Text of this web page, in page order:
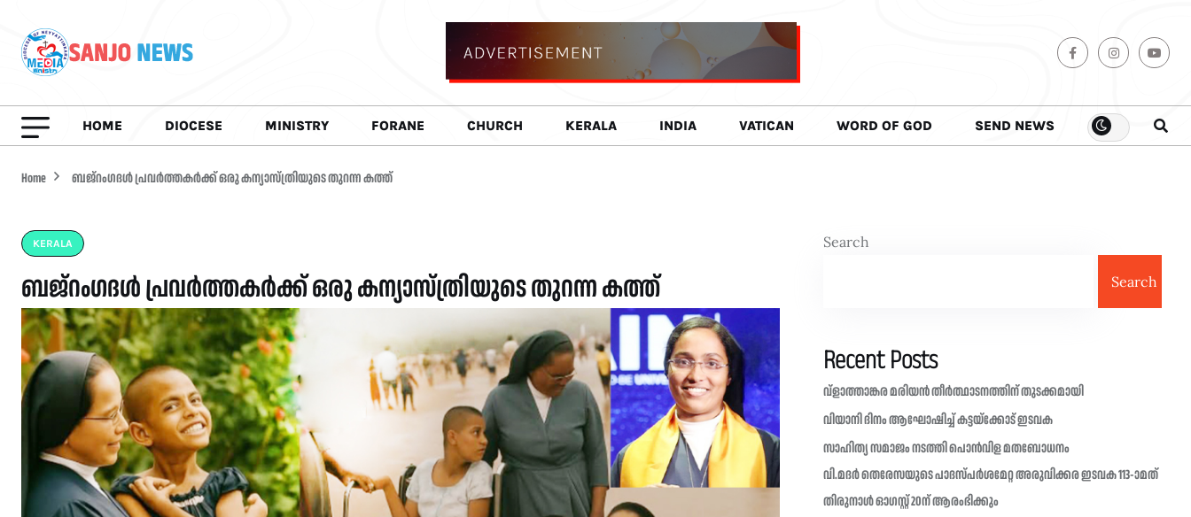
HOME DIOCESE MINISTRY FORANE CHURCH KERALA INDIA VATICAN WORD OF GOD SEND NEWS
Home ബജ്റംഗദൾ പ്രവർത്തകർക്ക്‌ ഒരു കന്യാസ്ത്രിയുടെ തുറന്ന കത്ത്‌
KERALA
ബജ്റംഗദൾ പ്രവർത്തകർക്ക്‌ ഒരു കന്യാസ്ത്രിയുടെ തുറന്ന കത്ത്‌
Search
Search
Recent Posts
വ്ളാത്താങ്കര മരിയൻ തീർത്ഥാടനത്തിന് തുടക്കമായി
വിയാനി ദിനം ആഘോഷിച്ച് കട്ടയ്ക്കോട് ഇടവക
സാഹിത്യ സമാജം നടത്തി പൊൻവിള മതബോധനം
വി.മദർ തെരേസയുടെ പാദസ്പർശമേറ്റ അരുവിക്കര ഇടവക 113-ാമത്
തിരുനാൾ ഓഗസ്റ്റ് 20ന് ആരംഭിക്കും